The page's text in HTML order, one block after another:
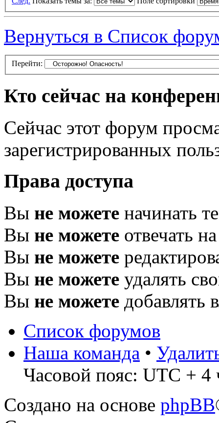
Вернуться в Список
Перейти:
Кто сейчас на
Сейчас этот форум
зарегистрированных
Права доступа
Вы не можете начинать
Вы не можете отвечать
Вы не можете
Вы не можете удалять
Вы не можете добавлять
Список форумов
Наша команда •
Часовой пояс: UTC + 4
Создано на основе phpBB